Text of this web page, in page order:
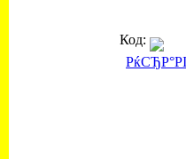
Код: